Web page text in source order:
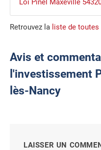
Loi Pinel Maxéville
Retrouvez la liste de
Avis et
l'investissement
lès-Nancy
LAISSER UN